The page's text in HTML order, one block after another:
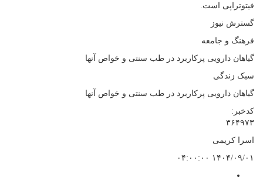
فیتوتراپی است.
گسترش نیوز
فرهنگ و جامعه
گیاهان دارویی پرکاربرد در طب سنتی و خواص آنها
سبک زندگی
گیاهان دارویی پرکاربرد در طب سنتی و خواص آنها
کدخبر:
۳۶۴۹۷۳
اسرا کریمی
۱۴۰۴/۰۹/۰۱ ۰۴:۰۰:۰۰